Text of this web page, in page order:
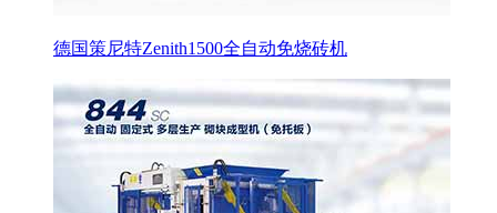
德国策尼特Zenith1500全自动免烧砖机